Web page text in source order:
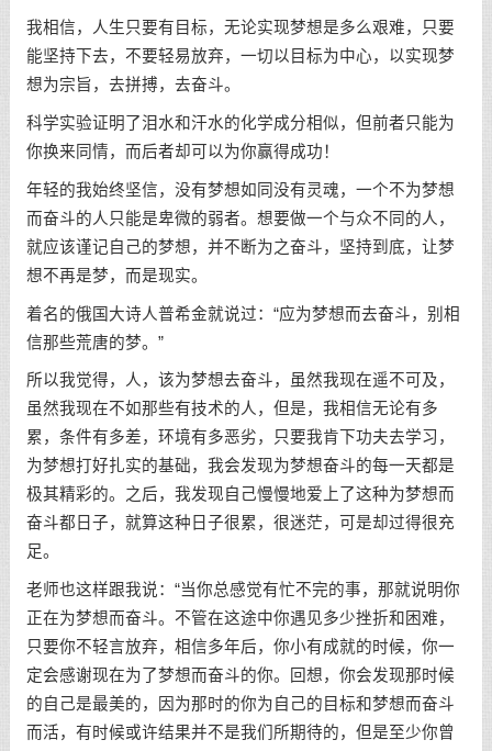
我相信，人生只要有目标，无论实现梦想是多么艰难，只要
能坚持下去，不要轻易放弃，一切以目标为中心，以实现梦
想为宗旨，去拼搏，去奋斗。
科学实验证明了泪水和汗水的化学成分相似，但前者只能为
你换来同情，而后者却可以为你赢得成功！
年轻的我始终坚信，没有梦想如同没有灵魂，一个不为梦想
而奋斗的人只能是卑微的弱者。想要做一个与众不同的人，
就应该谨记自己的梦想，并不断为之奋斗，坚持到底，让梦
想不再是梦，而是现实。
着名的俄国大诗人普希金就说过：“应为梦想而去奋斗，别相
信那些荒唐的梦。”
所以我觉得，人，该为梦想去奋斗，虽然我现在遥不可及，
虽然我现在不如那些有技术的人，但是，我相信无论有多
累，条件有多差，环境有多恶劣，只要我肯下功夫去学习，
为梦想打好扎实的基础，我会发现为梦想奋斗的每一天都是
极其精彩的。之后，我发现自己慢慢地爱上了这种为梦想而
奋斗都日子，就算这种日子很累，很迷茫，可是却过得很充
足。
老师也这样跟我说：“当你总感觉有忙不完的事，那就说明你
正在为梦想而奋斗。不管在这途中你遇见多少挫折和困难，
只要你不轻言放弃，相信多年后，你小有成就的时候，你一
定会感谢现在为了梦想而奋斗的你。回想，你会发现那时候
的自己是最美的，因为那时的你为自己的目标和梦想而奋斗
而活，有时候或许结果并不是我们所期待的，但是至少你曾